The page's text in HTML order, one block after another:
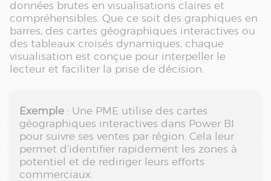
données brutes en visualisations claires et
compréhensibles. Que ce soit des graphiques en
barres, des cartes géographiques interactives ou
des tableaux croisés dynamiques, chaque
visualisation est conçue pour interpeller le
lecteur et faciliter la prise de décision.
Exemple : Une PME utilise des cartes
géographiques interactives dans Power BI
pour suivre ses ventes par région. Cela leur
permet d’identifier rapidement les zones à
potentiel et de rediriger leurs efforts
commerciaux.